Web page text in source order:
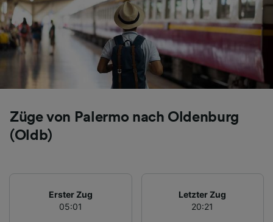
Züge von Palermo nach Oldenburg
(Oldb)
Erster Zug
05:01
Letzter Zug
20:21